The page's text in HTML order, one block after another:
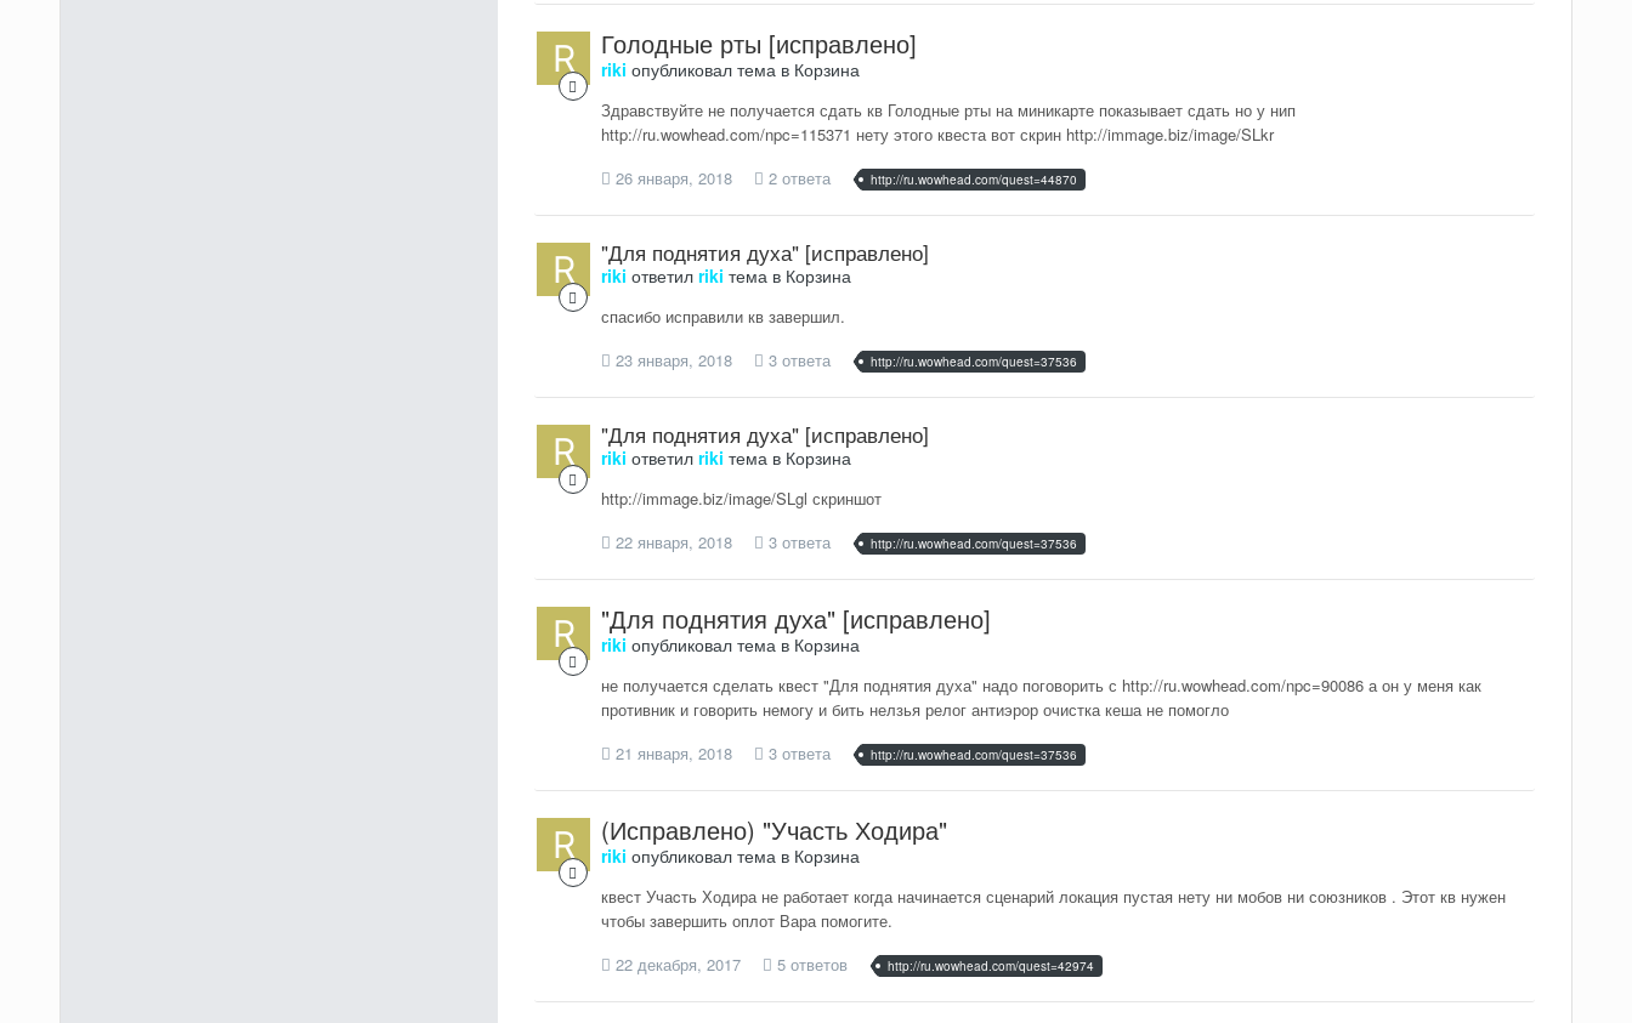
Голодные рты [исправлено]
riki опубликовал тема в Корзина
Здравствуйте не получается сдать кв Голодные рты на миникарте показывает сдать но у нип
http://ru.wowhead.com/npc=115371 нету этого квеста вот скрин http://immage.biz/image/SLkr
26 января, 2018
2 ответа http://ru.wowhead.com/quest=44870
"Для поднятия духа" [исправлено]
riki ответил riki тема в Корзина
спасибо исправили кв завершил.
23 января, 2018
3 ответа http://ru.wowhead.com/quest=37536
"Для поднятия духа" [исправлено]
riki ответил riki тема в Корзина
http://immage.biz/image/SLgl скриншот
22 января, 2018
3 ответа http://ru.wowhead.com/quest=37536
"Для поднятия духа" [исправлено]
riki опубликовал тема в Корзина
не получается сделать квест "Для поднятия духа" надо поговорить с http://ru.wowhead.com/npc=90086 а он у меня как
противник и говорить немогу и бить нелзья релог антиэрор очистка кеша не помогло
21 января, 2018
3 ответа http://ru.wowhead.com/quest=37536
(Исправлено) "Участь Ходира"
riki опубликовал тема в Корзина
квест Учаcть Ходира не работает когда начинается сценарий локация пустая нету ни мобов ни союзников . Этот кв нужен
чтобы завершить оплот Вара помогите.
22 декабря, 2017
5 ответов http://ru.wowhead.com/quest=42974